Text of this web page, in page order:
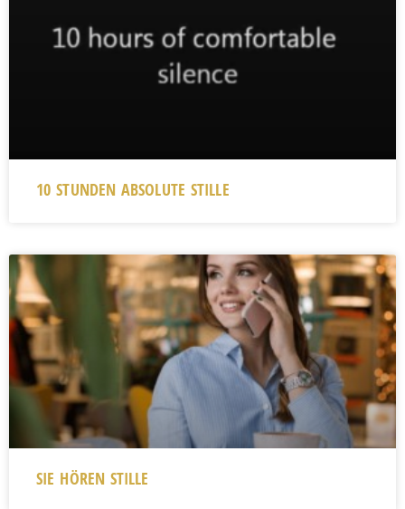
10 STUNDEN ABSOLUTE STILLE
SIE HÖREN STILLE